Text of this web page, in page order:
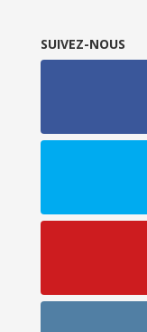
SUIVEZ-NOUS